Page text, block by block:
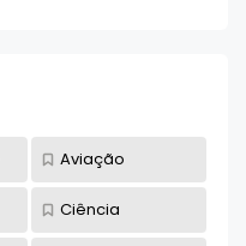
Aviação
Ciência